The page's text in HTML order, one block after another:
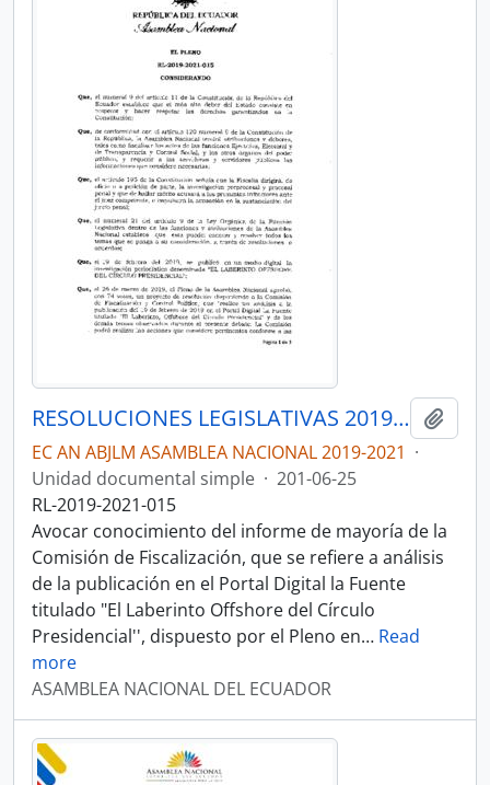
RESOLUCIONES LEGISLATIVAS 2019-2021
EC AN ABJLM ASAMBLEA NACIONAL 2019-2021 ·
Unidad documental simple · 201-06-25
RL-2019-2021-015
Avocar conocimiento del informe de mayoría de la
Comisión de Fiscalización, que se refiere a análisis
de la publicación en el Portal Digital la Fuente
titulado "El Laberinto Offshore del Círculo
Presidencial'', dispuesto por el Pleno en… Read
more
ASAMBLEA NACIONAL DEL ECUADOR